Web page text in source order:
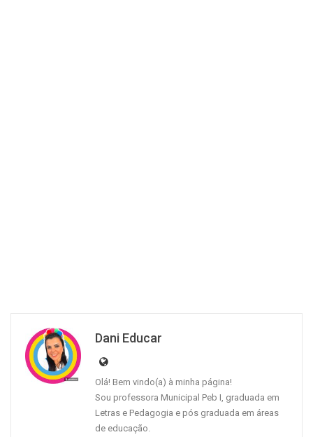
Dani Educar
Olá! Bem vindo(a) à minha página!
Sou professora Municipal Peb I, graduada em
Letras e Pedagogia e pós graduada em áreas
de educação.